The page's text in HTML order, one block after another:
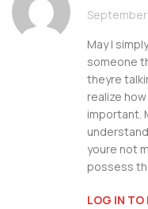
May I
someone
theyre
realize
important.
youre not
possess
LOG IN TO